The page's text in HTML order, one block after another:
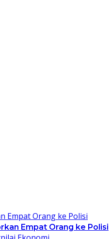
Empat Orang ke Polisi